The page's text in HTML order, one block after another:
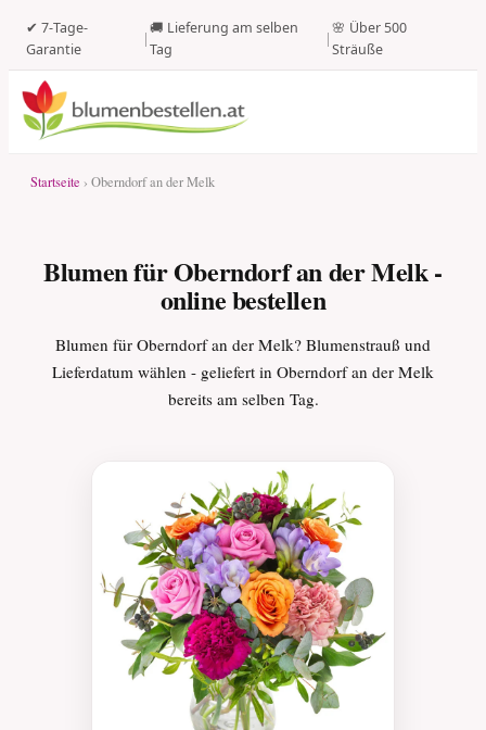
✔ 7-Tage-
Garantie
|
🚚 Lieferung am selben
Tag
|
🌸 Über 500
Sträuße
Startseite › Oberndorf an der Melk
Blumen für Oberndorf an der Melk -
online bestellen
Blumen für Oberndorf an der Melk? Blumenstrauß und
Lieferdatum wählen - geliefert in Oberndorf an der Melk
bereits am selben Tag.